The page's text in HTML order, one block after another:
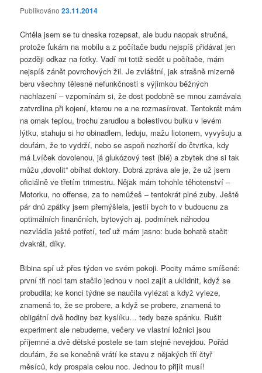
Publikováno23.11.2014
Chtěla jsem se tu dneska rozepsat, ale budu naopak stručná,
protože ťukám na mobilu a z počítače budu nejspíš přidávat jen
později odkaz na fotky. Vadí mi totiž sedět u počítače, mám
nejspíš zánět povrchových žil. Je zvláštní, jak strašně mizerně
beru všechny tělesné nefunkčnosti s výjimkou běžných
nachlazení – vzpomínám si, že dost podobně se mnou zamávala
zatvrdlina při kojení, kterou ne a ne rozmasírovat. Tentokrát mám
na omak teplou, trochu zarudlou a bolestivou bulku v levém
lýtku, stahuju si ho obinadlem, leduju, mažu liotonem, vyvyšuju a
doufám, že to vydrží, nebo se aspoň nezhorší do čtvrtka, kdy
má Lvíček dovolenou, já glukózový test (blé) a zbytek dne si tak
můžu „dovolit“ obíhat doktory. Dobrá zpráva ale je, že už jsem
oficiálně ve třetím trimestru. Nějak mám tohohle těhotenství –
Motorku, no offense, za to nemůžeš – tentokrát plné zuby. Ještě
pár dnů zpátky jsem přemýšlela, jestli bych to v budoucnu za
optimálních finančních, bytových aj. podmínek náhodou
nezvládla ještě potřetí, teď už mám jasno: bude bohatě stačit
dvakrát, díky.
Bibina spí už přes týden ve svém pokoji. Pocity máme smíšené:
první tři noci tam stačilo jednou v noci zajít a uklidnit, když se
probudila; ke konci týdne se naučila vylézat a když vyleze,
znamená to, že se probere, a když se probere, znamená to
obligátní dvě hodiny bez kyslíku… tedy beze spánku. Rušit
experiment ale nebudeme, večery ve vlastní ložnici jsou
příjemné a dvě dětské postele se tam stejně nevejdou. Pořád
doufám, že se konečně vrátí ke stavu z nějakých tří čtyř
měsíců, kdy prospala celou noc. Jednou to přijít musí!